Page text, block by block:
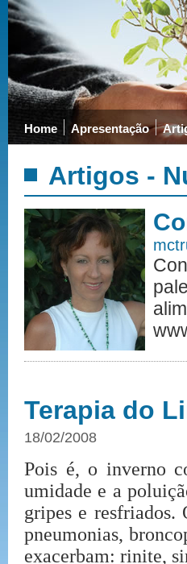
Home Apresentação
Artigos -
Terapia do
18/02/2008
Pois é, o inverno
umidade e a
gripes e resfriados.
pneumonias,
exacerbam: rinite,